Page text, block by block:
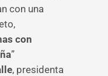
con una
con
”
, presidenta